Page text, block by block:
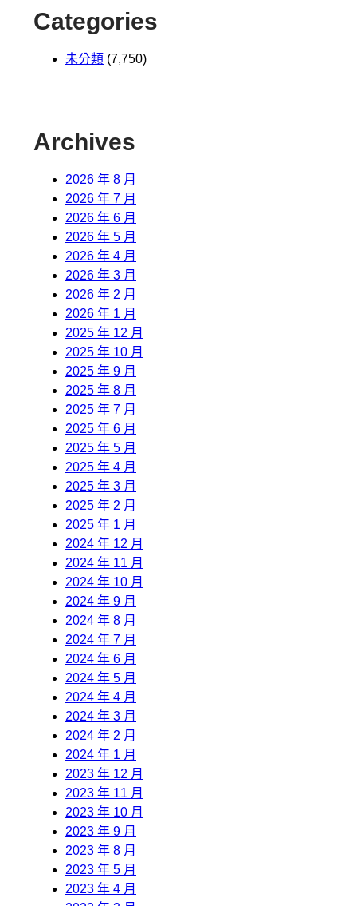
Categories
未分類 (7,750)
Archives
2026 年 8 月
2026 年 7 月
2026 年 6 月
2026 年 5 月
2026 年 4 月
2026 年 3 月
2026 年 2 月
2026 年 1 月
2025 年 12 月
2025 年 10 月
2025 年 9 月
2025 年 8 月
2025 年 7 月
2025 年 6 月
2025 年 5 月
2025 年 4 月
2025 年 3 月
2025 年 2 月
2025 年 1 月
2024 年 12 月
2024 年 11 月
2024 年 10 月
2024 年 9 月
2024 年 8 月
2024 年 7 月
2024 年 6 月
2024 年 5 月
2024 年 4 月
2024 年 3 月
2024 年 2 月
2024 年 1 月
2023 年 12 月
2023 年 11 月
2023 年 10 月
2023 年 9 月
2023 年 8 月
2023 年 5 月
2023 年 4 月